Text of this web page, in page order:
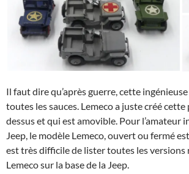
Il faut dire qu’après guerre, cette
toutes les sauces. Lemeco a juste créé cette
dessus et qui est amovible. Pour l’amateur
Jeep, le modèle Lemeco, ouvert ou fermé
est très difficile de lister toutes les versions
Lemeco sur la base de la Jeep.